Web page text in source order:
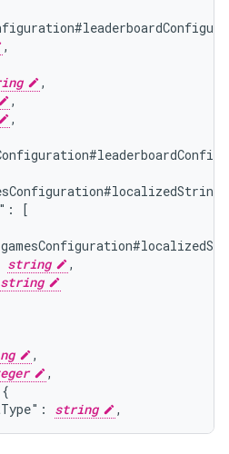
,
,
,
,
[
string
,
string
,
,
string
,